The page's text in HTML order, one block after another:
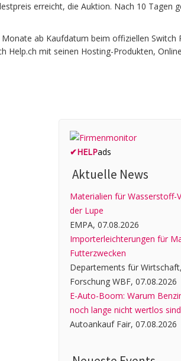
erreicht, die Auktion. Nach 10 Tagen
ab Kaufdatum beim offiziellen Switch
mit seinen Hosting-Produkten,
✔HELPads
Aktuelle News
Materialien für Wasserstoff-
der Lupe
EMPA, 07.08.2026
Importerleichterungen für
Futterzwecken
Departements für
Forschung WBF, 07.08.2026
E-Auto-Boom: Warum
noch lange nicht wertlos sind
Autoankauf Fair, 07.08.2026